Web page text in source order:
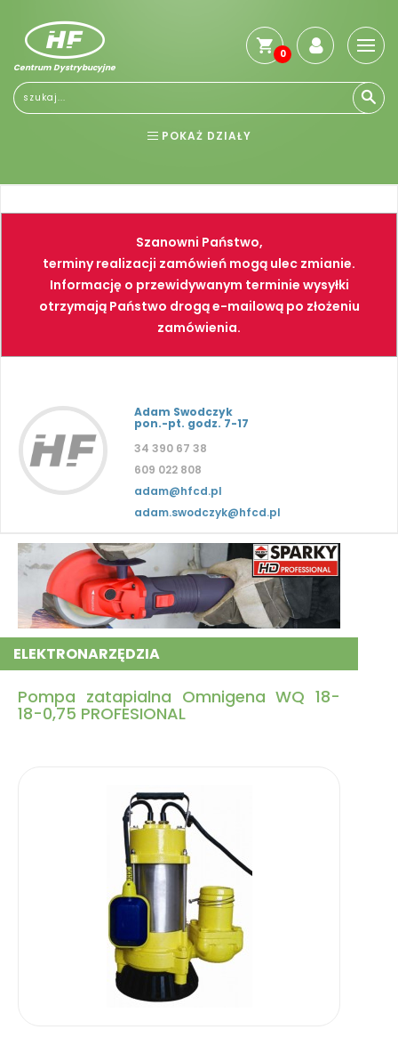
Centrum Dystrybucyjne
0
POKAŻ DZIAŁY
NARZĘDZIA SPAWALNICTWO
FARBY PNEUMATYKA
Szanowni Państwo,
terminy realizacji zamówień mogą ulec zmianie.
Informację o przewidywanym terminie wysyłki
otrzymają Państwo drogą e-mailową po złożeniu
zamówienia.
Adam Swodczyk
pon.-pt. godz. 7-17
34 390 67 38
609 022 808
adam@hfcd.pl
adam.swodczyk@hfcd.pl
ELEKTRONARZĘDZIA
Pompa zatapialna Omnigena WQ 18-
18-0,75 PROFESIONAL